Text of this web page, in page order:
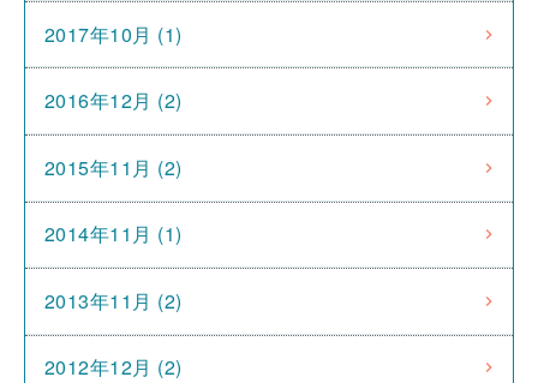
2017年10月 (1)
2016年12月 (2)
2015年11月 (2)
2014年11月 (1)
2013年11月 (2)
2012年12月 (2)